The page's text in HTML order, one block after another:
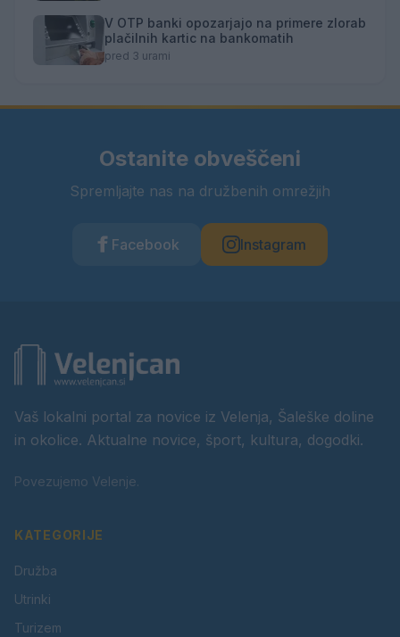
V OTP banki opozarjajo na primere zlorab
plačilnih kartic na bankomatih
pred 3 urami
Ostanite obveščeni
Spremljajte nas na družbenih omrežjih
Facebook Instagram
Vaš lokalni portal za novice iz Velenja, Šaleške doline
in okolice. Aktualne novice, šport, kultura, dogodki.
Povezujemo Velenje.
KATEGORIJE
Družba
Utrinki
Turizem